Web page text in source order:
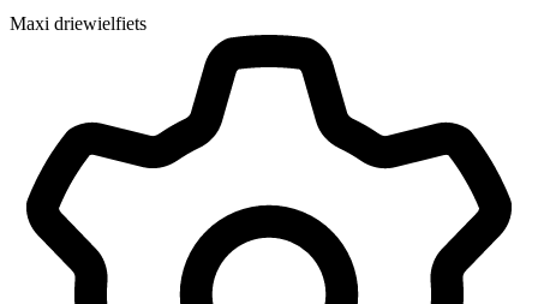
Maxi driewielfiets